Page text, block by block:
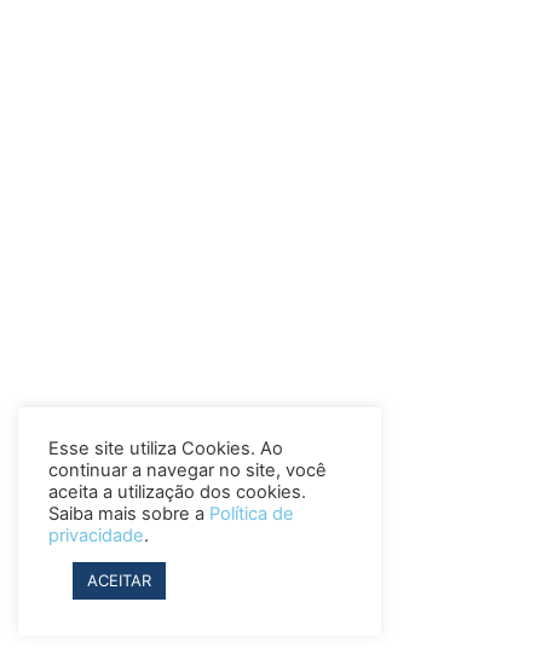
Esse site utiliza Cookies. Ao
continuar a navegar no site, você
aceita a utilização dos cookies.
Saiba mais sobre a Política de
privacidade.
ACEITAR